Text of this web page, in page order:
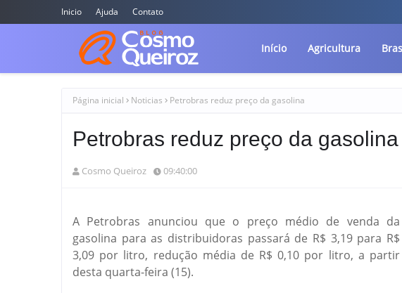
Inicio Ajuda Contato
Início Agricultura
Página inicial Noticias Petrobras reduz preço da gasolina
Petrobras reduz preço da gasolina
Cosmo Queiroz 09:40:00
A Petrobras anunciou que o preço médio de venda da
gasolina para as distribuidoras passará de R$ 3,19 para R$
3,09 por litro, redução média de R$ 0,10 por litro, a partir
desta quarta-feira (15).